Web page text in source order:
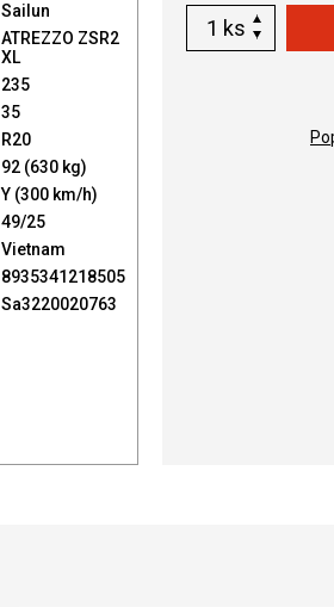
Sailun
ATREZZO ZSR2
XL
235
35
R20
92 (630 kg)
Y (300 km/h)
49/25
Vietnam
8935341218505
Sa3220020763
ks